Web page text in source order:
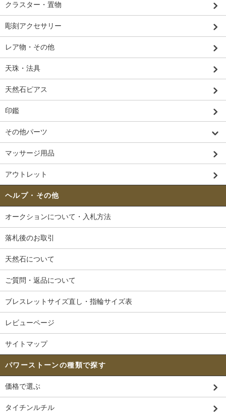
クラスター・置物
彫刻アクセサリー
レア物・その他
天珠・法具
天然石ピアス
印鑑
その他パーツ
マッサージ用品
アウトレット
ヘルプ・その他
オークションについて・入札方法
落札後のお取引
天然石について
ご質問・返品について
ブレスレットサイズ直し・指輪サイズ表
レビューページ
サイトマップ
パワーストーンの種類で探す
価格で選ぶ
タイチンルチル